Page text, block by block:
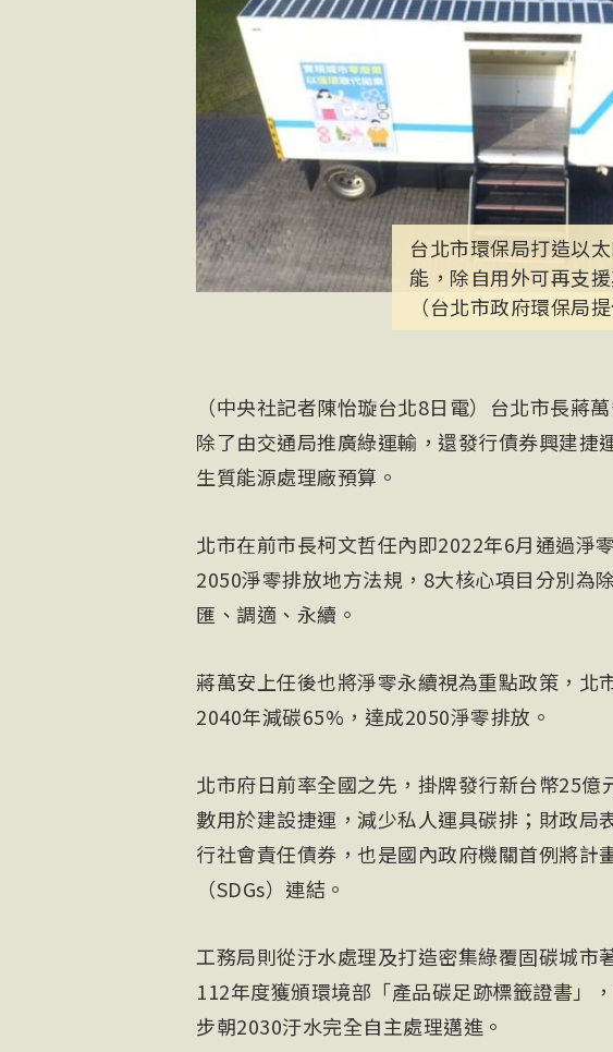
台北市環保局打造以
能，除自用外可再支
（台北市政府環保局
（中央社記者陳怡璇台北8日電）台北市長蔣
除了由交通局推廣綠運輸，還發行債券興建捷
生質能源處理廠預算。
北市在前市長柯文哲任內即2022年6月通過淨
2050淨零排放地方法規，8大核心項目分別為
匯、調適、永續。
蔣萬安上任後也將淨零永續視為重點政策，北
2040年減碳65%，達成2050淨零排放。
北市府日前率全國之先，掛牌發行新台幣25
數用於建設捷運，減少私人運具碳排；財政局
行社會責任債券，也是國內政府機關首例將計
（SDGs）連結。
工務局則從汙水處理及打造密集綠覆固碳城市
112年度獲頒環境部「產品碳足跡標籤證書」
步朝2030汙水完全自主處理邁進。